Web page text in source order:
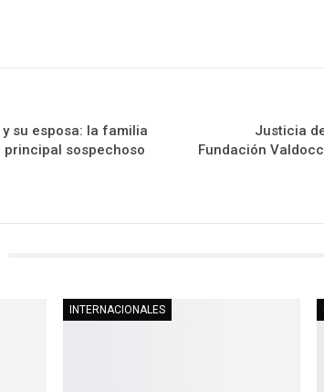
su esposa: la familia
principal sospechoso
Justicia
Fundación
INTERNACIONALES